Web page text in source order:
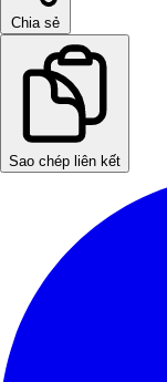
Chia sẻ
Sao chép liên kết